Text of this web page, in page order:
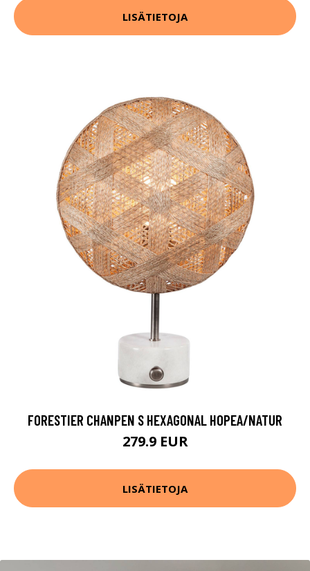
LISÄTIETOJA
FORESTIER CHANPEN S HEXAGONAL HOPEA/NATUR
279.9 EUR
LISÄTIETOJA